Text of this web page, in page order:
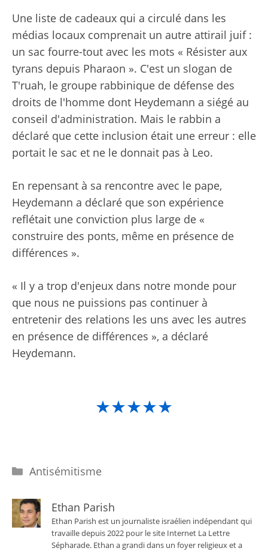
Une liste de cadeaux qui a circulé dans les
médias locaux comprenait un autre attirail juif :
un sac fourre-tout avec les mots « Résister aux
tyrans depuis Pharaon ». C'est un slogan de
T'ruah, le groupe rabbinique de défense des
droits de l'homme dont Heydemann a siégé au
conseil d'administration. Mais le rabbin a
déclaré que cette inclusion était une erreur : elle
portait le sac et ne le donnait pas à Leo.
En repensant à sa rencontre avec le pape,
Heydemann a déclaré que son expérience
reflétait une conviction plus large de «
construire des ponts, même en présence de
différences ».
« Il y a trop d'enjeux dans notre monde pour
que nous ne puissions pas continuer à
entretenir des relations les uns avec les autres
en présence de différences », a déclaré
Heydemann.
★★★★★
Catégories
Antisémitisme
Ethan Parish
Ethan Parish est un journaliste israélien indépendant qui
travaille depuis 2022 pour le site Internet La Lettre
Sépharade. Ethan a grandi dans un foyer religieux et a